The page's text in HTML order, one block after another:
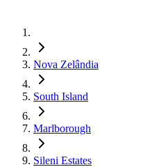
Nova Zelândia
South Island
Marlborough
Sileni Estates